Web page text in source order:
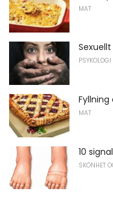
MAT
MAT
10
SKÖNHET